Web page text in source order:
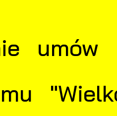
umów